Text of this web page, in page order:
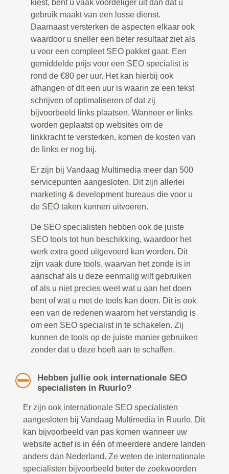
kiest, bent u vaak voordeliger uit dan dat u
gebruik maakt van een losse dienst.
Daarnaast versterken de aspecten elkaar ook
waardoor u sneller een beter resultaat ziet als
u voor een compleet SEO pakket gaat. Een
gemiddelde prijs voor een SEO specialist is
rond de €80 per uur. Het kan hierbij ook
afhangen of dit een uur is waarin ze een tekst
schrijven of optimaliseren of dat zij
bijvoorbeeld links plaatsen. Wanneer er links
worden geplaatst op websites om de
linkkracht te versterken, komen de kosten van
de links er nog bij.
Er zijn bij Vandaag Multimedia meer dan 500
servicepunten aangesloten. Dit zijn allerlei
marketing & development bureaus die voor u
de SEO taken kunnen uitvoeren.
De SEO specialisten hebben ook de juiste
SEO tools tot hun beschikking, waardoor het
werk extra goed uitgevoerd kan worden. Dit
zijn vaak dure tools, waarvan het zonde is in
aanschaf als u deze eenmalig wilt gebruiken
of als u niet precies weet wat u aan het doen
bent of wat u met de tools kan doen. Dit is ook
een van de redenen waarom het verstandig is
om een SEO specialist in te schakelen. Zij
kunnen de tools op de juiste manier gebruiken
zonder dat u deze hoeft aan te schaffen.
Hebben jullie ook internationale SEO
specialisten in Ruurlo?
Er zijn ook internationale SEO specialisten
aangesloten bij Vandaag Multimedia in Ruurlo. Dit
kan bijvoorbeeld van pas komen wanneer uw
website actief is in één of meerdere andere landen
anders dan Nederland. Ze weten de internationale
specialisten bijvoorbeeld beter de zoekwoorden